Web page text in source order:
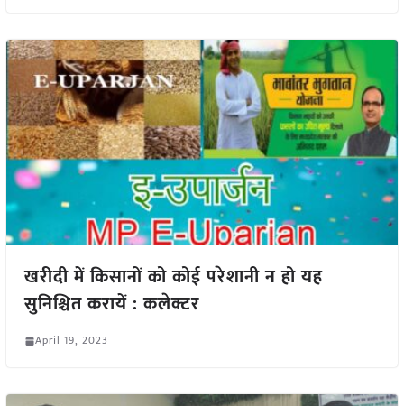
खरीदी में किसानों को कोई परेशानी न हो यह
सुनिश्चित करायें : कलेक्टर
April 19, 2023